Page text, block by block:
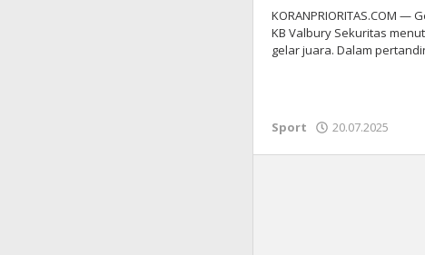
KORANPRIORITAS.COM
KB Valbury Sekuritas
gelar juara. Dalam
Sport 20.07.2025